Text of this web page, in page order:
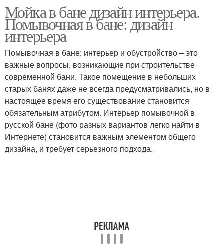
Мойка в бане дизайн интерьера.
Помывочная в бане: дизайн
интерьера
Помывочная в бане: интерьер и обустройство – это
важные вопросы, возникающие при строительстве
современной бани. Такое помещение в небольших
старых банях даже не всегда предусматривались, но в
настоящее время его существование становится
обязательным атрибутом. Интерьер помывочной в
русской бане (фото разных вариантов легко найти в
Интернете) становится важным элементом общего
дизайна, и требует серьезного подхода.